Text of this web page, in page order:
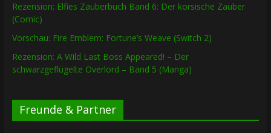
Rezension: Elfies Zauberbuch Band 6: Der korsische Zauber
(Comic)
Vorschau: Fire Emblem: Fortune’s Weave (Switch 2)
Rezension: A Wild Last Boss Appeared! – Der
schwarzgeflügelte Overlord – Band 5 (Manga)
Freunde & Partner